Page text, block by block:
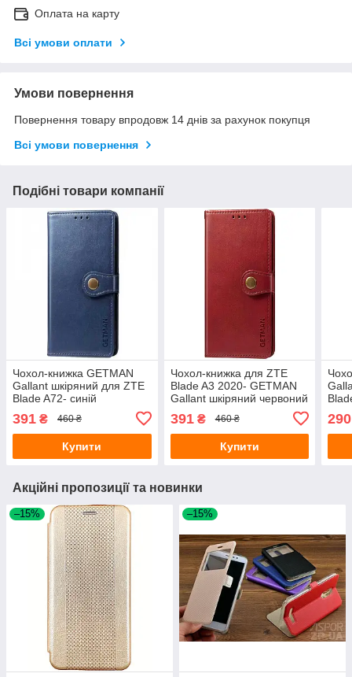
Оплата на карту
Всі умови оплати
Умови повернення
Повернення товару впродовж 14 днів за рахунок покупця
Всі умови повернення
Подібні товари компанії
Чохол-книжка GETMAN
Gallant шкіряний для ZTE
Blade A72- синій
391 ₴ 460 ₴
Купити
Чохол-книжка для ZTE
Blade A3 2020- GETMAN
Gallant шкіряний червоний
391₴ 460 ₴
Купити
290
Акційні пропозиції та новинки
–15% –15%